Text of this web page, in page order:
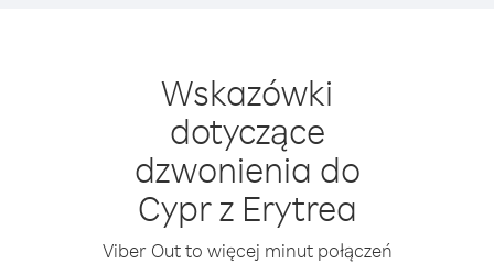
Wskazówki
dotyczące
dzwonienia do
Cypr z Erytrea
Viber Out to więcej minut połączeń